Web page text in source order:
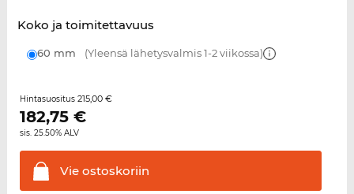
Koko ja toimitettavuus
60 mm (Yleensä lähetysvalmis 1-2 viikossa)
Hintasuositus 215,00 €
182,75€
sis. 25.50% ALV
Vieostoskoriin